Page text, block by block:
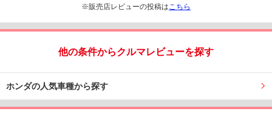
※販売店レビューの投稿は こちら
他の条件からクルマレビューを探す
ホンダの人気車種から探す